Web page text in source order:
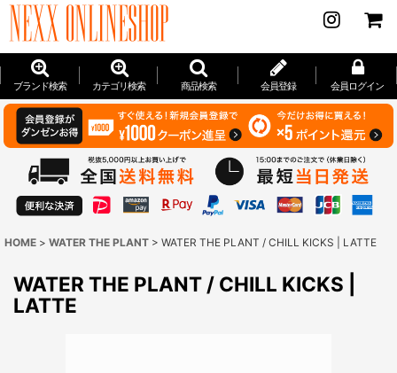
ブランド検索 カテゴリ検索 商品検索 会員登録 会員ログイン
HOME > WATER THE PLANT > WATER THE PLANT / CHILL KICKS | LATTE
WATER THE PLANT / CHILL KICKS |
LATTE